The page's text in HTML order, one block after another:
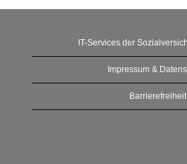
IT-Services der
Impressum &
Barrierefreiheit